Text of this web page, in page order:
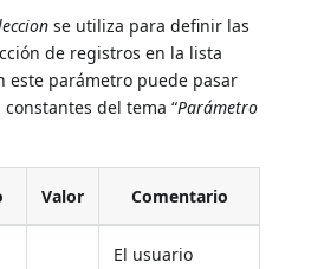
se utiliza para definir las
de registros en la lista
este parámetro puede pasar
del tema “Parámetro
Valor Comentario
El usuario